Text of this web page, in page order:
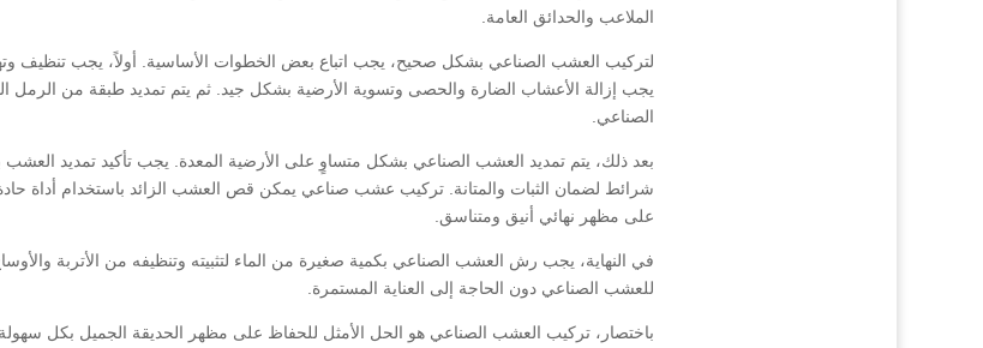
الملاعب والحدائق العامة.
لتركيب العشب الصناعي بشكل صحيح، يجب اتباع بعض الخطوات الأساسية. أولاً، يجب تنظيف
يجب إزالة الأعشاب الضارة والحصى وتسوية الأرضية بشكل جيد. ثم يتم تمديد طبقة من الرمل
الصناعي.
بعد ذلك، يتم تمديد العشب الصناعي بشكل متساوٍ على الأرضية المعدة. يجب تأكيد تمديد
شرائط لضمان الثبات والمتانة. تركيب عشب صناعي يمكن قص العشب الزائد باستخدام أداة
على مظهر نهائي أنيق ومتناسق.
في النهاية، يجب رش العشب الصناعي بكمية صغيرة من الماء لتثبيته وتنظيفه من الأتربة
للعشب الصناعي دون الحاجة إلى العناية المستمرة.
باختصار، تركيب العشب الصناعي هو الحل الأمثل للحفاظ على مظهر الحديقة الجميل بكل سهولة